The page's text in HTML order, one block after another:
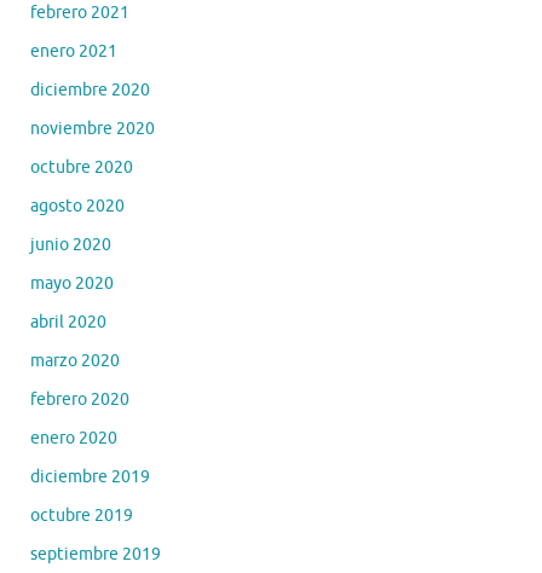
febrero 2021
enero 2021
diciembre 2020
noviembre 2020
octubre 2020
agosto 2020
junio 2020
mayo 2020
abril 2020
marzo 2020
febrero 2020
enero 2020
diciembre 2019
octubre 2019
septiembre 2019